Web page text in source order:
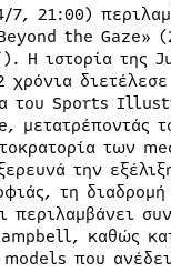
7, 21:00)
the Gaze»
Η ιστορία της
χρόνια διετέλεσε
του Sports
μετατρέποντάς
των
την
τη διαδρομή
περιλαμβάνει
καθώς
που